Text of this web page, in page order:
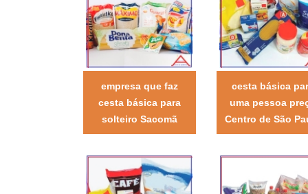
empresa que faz
cesta básica para
solteiro Sacomã
cesta básica
uma pessoa
Centro de São